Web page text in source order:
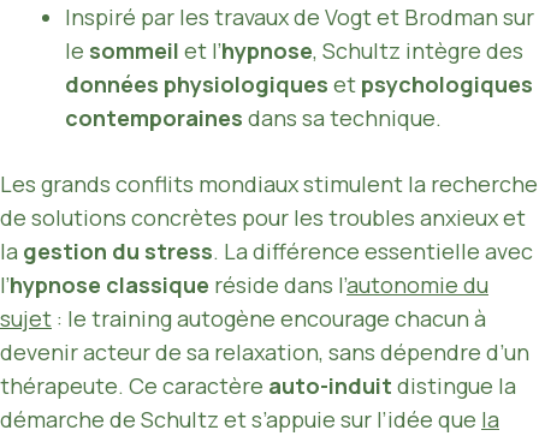
Inspiré par les travaux de Vogt et Brodman sur
le sommeil et l’hypnose, Schultz intègre des
données physiologiques et psychologiques
contemporaines dans sa technique.
Les grands conflits mondiaux stimulent la recherche
de solutions concrètes pour les troubles anxieux et
la gestion du stress. La différence essentielle avec
l’hypnose classique réside dans l’autonomie du
sujet : le training autogène encourage chacun à
devenir acteur de sa relaxation, sans dépendre d’un
thérapeute. Ce caractère auto-induit distingue la
démarche de Schultz et s’appuie sur l’idée que la